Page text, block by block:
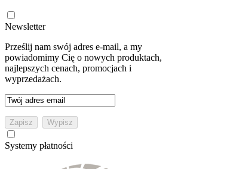
Newsletter
Prześlij nam swój adres e-mail, a my
powiadomimy Cię o nowych produktach,
najlepszych cenach, promocjach i
wyprzedażach.
Systemy płatności